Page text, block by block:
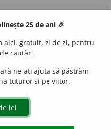
dacă îți uiți parola
25 de ani 🎉
aici, gratuit, zi de zi, pentru
căutări.
ne-ați ajuta să păstrăm
tuturor și pe viitor.